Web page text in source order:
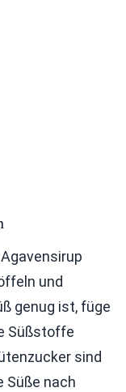
und
genug ist, füge
Süßstoffe
sind
Süße nach